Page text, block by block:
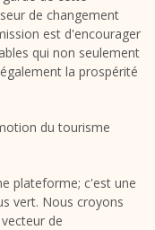
de changement
est d'encourager
qui non seulement
la prospérité
du tourisme
plateforme; c'est une
vert. Nous croyons
de